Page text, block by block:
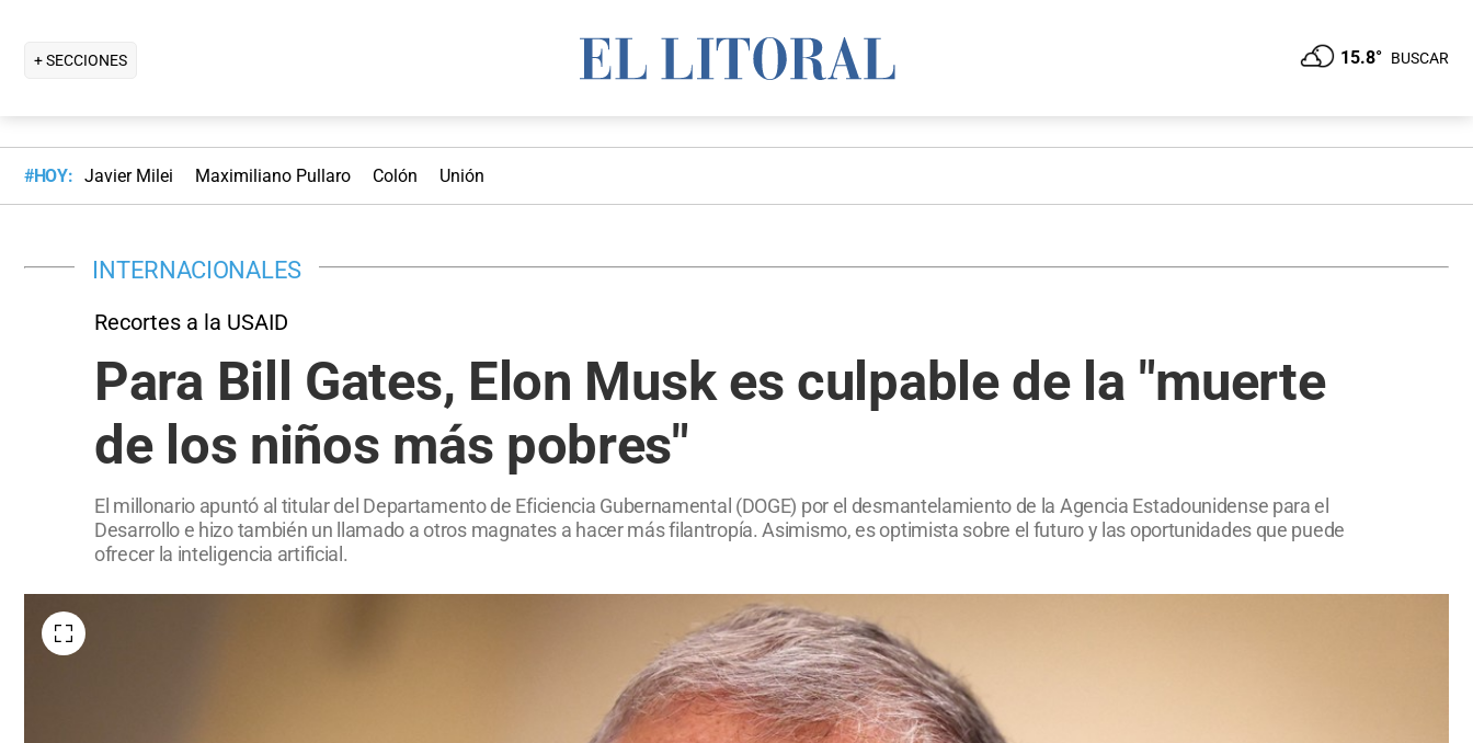
+ SECCIONES 15.8° BUSCAR
#HOY: Javier Milei Maximiliano Pullaro Colón Unión
INTERNACIONALES
Recortes a la USAID
Para Bill Gates, Elon Musk es culpable de la "muerte
de los niños más pobres"
El millonario apuntó al titular del Departamento de Eficiencia Gubernamental (DOGE) por el desmantelamiento de la Agencia Estadounidense para el
Desarrollo e hizo también un llamado a otros magnates a hacer más filantropía. Asimismo, es optimista sobre el futuro y las oportunidades que puede
ofrecer la inteligencia artificial.